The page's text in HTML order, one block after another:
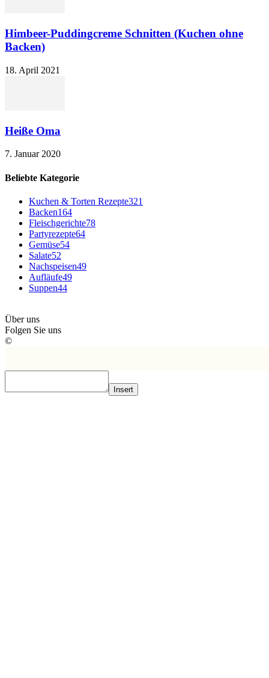
Himbeer-Puddingcreme Schnitten (Kuchen ohne
Backen)
18. April 2021
Heiße Oma
7. Januar 2020
Beliebte Kategorie
Kuchen & Torten Rezepte321
Backen164
Fleischgerichte78
Partyrezepte64
Gemüse54
Salate52
Nachspeisen49
Aufläufe49
Suppen44
Über uns
Folgen Sie uns
©
Insert